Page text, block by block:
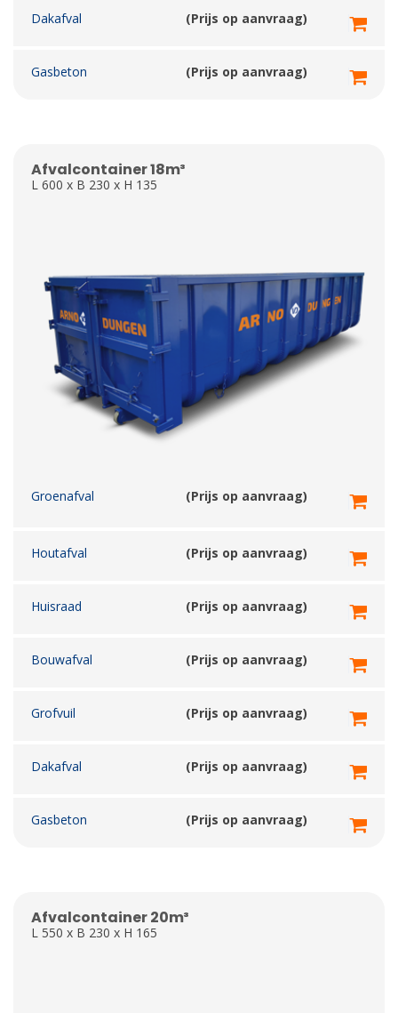
Dakafval (Prijs op aanvraag)
Gasbeton (Prijs op aanvraag)
Afvalcontainer 18m³
L 600 x B 230 x H 135
Groenafval (Prijs op aanvraag)
Houtafval (Prijs op aanvraag)
Huisraad (Prijs op aanvraag)
Bouwafval (Prijs op aanvraag)
Grofvuil (Prijs op aanvraag)
Dakafval (Prijs op aanvraag)
Gasbeton (Prijs op aanvraag)
Afvalcontainer 20m³
L 550 x B 230 x H 165